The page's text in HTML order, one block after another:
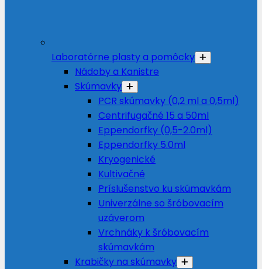
Laboratórne plasty a pomôcky
Nádoby a Kanistre
Skúmavky
PCR skúmavky (0,2 ml a 0,5ml)
Centrifugačné 15 a 50ml
Eppendorfky (0,5-2.0ml)
Eppendorfky 5.0ml
Kryogenické
Kultivačné
Príslušenstvo ku skúmavkám
Univerzálne so šróbovacím
uzáverom
Vrchnáky k šróbovacím
skúmavkám
Krabičky na skúmavky